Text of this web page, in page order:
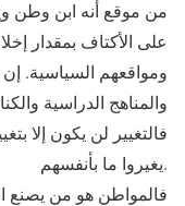
من موقع أنه ابن وطن
على الأكتاف بمقدار
ومواقعهم السياسية.
والمناهج الدراسية
فالتغيير لن يكون إلا
يغيروا ما بأنفسهم.
فالمواطن هو من يصنع